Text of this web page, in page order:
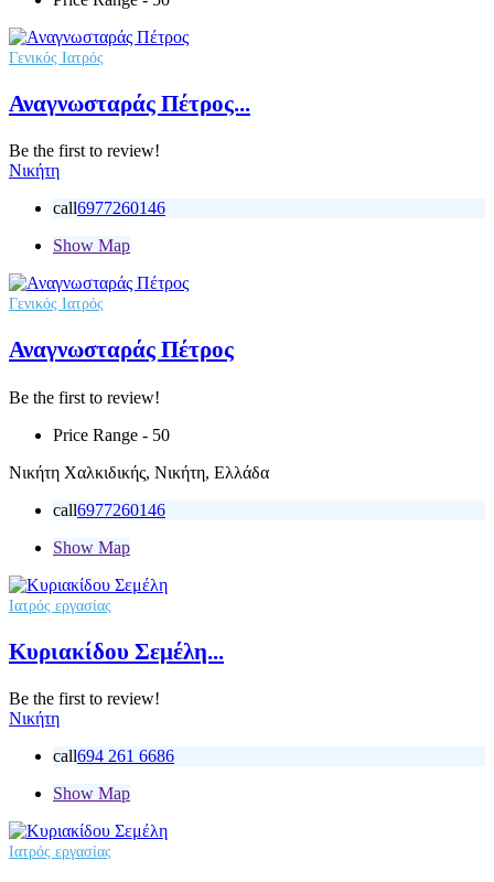
Γενικός Ιατρός
Αναγνωσταράς Πέτρος...
Be the first to review!
Νικήτη
call6977260146
Show Map
Γενικός Ιατρός
Αναγνωσταράς Πέτρος
Be the first to review!
Price Range - 50
Νικήτη Χαλκιδικής, Νικήτη, Ελλάδα
call6977260146
Show Map
Ιατρός εργασίας
Κυριακίδου Σεμέλη...
Be the first to review!
Νικήτη
call694 261 6686
Show Map
Ιατρός εργασίας